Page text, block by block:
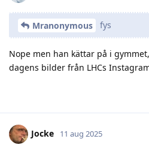
Mranonymous fys
Nope men han kättar på i
dagens bilder från LHCs
Jocke 11 aug 2025